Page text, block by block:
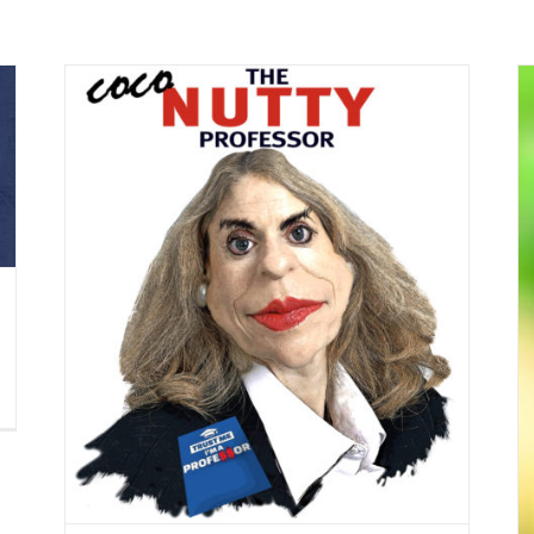
Was sollte man am besten zum
Braten verwenden? Ein mildes,
normales oder extra vergines
Olivenöl?
Gesunde Fette